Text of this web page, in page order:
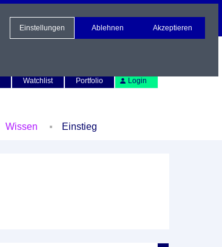
Watchlist Portfolio Login
Wissen Einstieg
Einstellungen Ablehnen Akzeptieren